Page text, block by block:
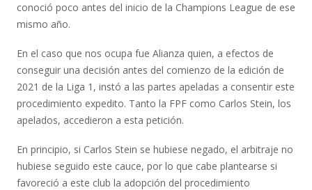
conoció poco antes del inicio de la Champions League de ese
mismo año.
En el caso que nos ocupa fue Alianza quien, a efectos de
conseguir una decisión antes del comienzo de la edición de
2021 de la Liga 1, instó a las partes apeladas a consentir este
procedimiento expedito. Tanto la FPF como Carlos Stein, los
apelados, accedieron a esta petición.
En principio, si Carlos Stein se hubiese negado, el arbitraje no
hubiese seguido este cauce, por lo que cabe plantearse si
favoreció a este club la adopción del procedimiento